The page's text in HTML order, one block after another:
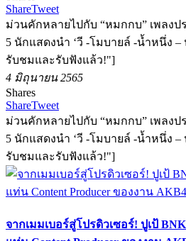
ShareTweet
ม่วนคักหลายไปกับ “หมกกบ” เพลงป
5 นักแสดงนำ ‘วี -โมบายล์ -น้ำหนึ่ง –
รับชมและรับฟังแล้ว!"]
4 มิถุนายน 2565
Shares
ShareTweet
ม่วนคักหลายไปกับ “หมกกบ” เพลงป
5 นักแสดงนำ ‘วี -โมบายล์ -น้ำหนึ่ง –
รับชมและรับฟังแล้ว!"]
จากเมมเบอร์สู่โปรดิวเซอร์! ปูเป้